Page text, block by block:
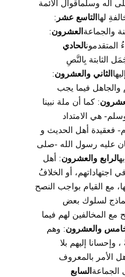
آله وسلمأقوال الأئمة
لها التاسع عشر :
والجماعة العشرون:
المتقدمونالحادي
الثابتة بِالنَّصِ
الثاني والعشرون:
والجاهل فيما يجب
: كما أن ملة نبينا
هي الامتداد
فعقيدة أهل الحديث و
عليه رسول الله -صلى
الرابع والعشرون: أهل
اجتهاداتهم، أو الخلافُ
مع القيام بواجب النصح
لسلوك بعض
مع المخالفين لهم فيما
والعشرون: وهم
وإحسانا إليهم بلا
الأمر بالمعروف
الجماعة السابع